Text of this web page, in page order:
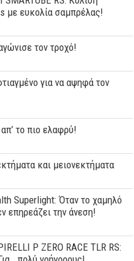
με ευκολία σαμπρέλας!
τον τροχό!
για να αψηφά τον
το πιο ελαφρύ!
και μειονεκτήματα
Superlight: Όταν το χαμηλό
επηρεάζει την άνεση!
P ZERO RACE TLR RS: